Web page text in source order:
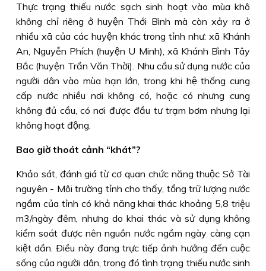
Thực trạng thiếu nước sạch sinh hoạt vào mùa khô
không chỉ riêng ở huyện Thới Bình mà còn xảy ra ở
nhiều xã của các huyện khác trong tỉnh như: xã Khánh
An, Nguyễn Phích (huyện U Minh), xã Khánh Bình Tây
Bắc (huyện Trần Văn Thời). Nhu cầu sử dụng nước của
người dân vào mùa hạn lớn, trong khi hệ thống cung
cấp nước nhiều nơi không có, hoặc có nhưng cung
không đủ cầu, có nơi được đầu tư trạm bơm nhưng lại
không hoạt động.
Bao giờ thoát cảnh “khát”?
Khảo sát, đánh giá từ cơ quan chức năng thuộc Sở Tài
nguyên - Môi trường tỉnh cho thấy, tổng trữ lượng nước
ngầm của tỉnh có khả năng khai thác khoảng 5,8 triệu
m3/ngày đêm, nhưng do khai thác và sử dụng không
kiểm soát được nên nguồn nước ngầm ngày càng cạn
kiệt dần. Ðiều này đang trực tiếp ảnh hưởng đến cuộc
sống của người dân, trong đó tình trạng thiếu nước sinh